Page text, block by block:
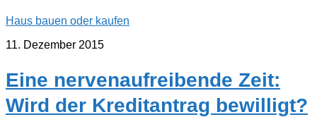
Haus bauen oder kaufen
11. Dezember 2015
Eine nervenaufreibende Zeit:
Wird der Kreditantrag bewilligt?